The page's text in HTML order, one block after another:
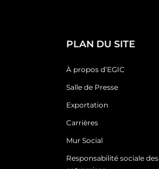
PLAN DU SITE
À propos d’EGIC
Salle de Presse
Exportation
Carrières
Mur Social
Responsabilité sociale des